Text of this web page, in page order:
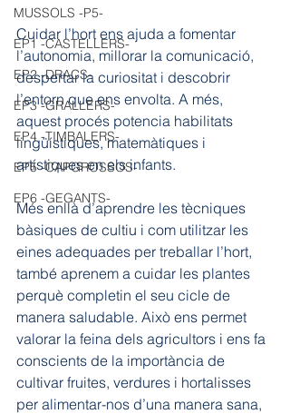
MUSSOLS -P5-
EP1 -CASTELLERS-
EP2 -DRACS-
EP3 -GRALLERS-
EP4 -TIMBALERS-
EP5 -CAPGROSSOS-
EP6 -GEGANTS-
Cuidar l’hort ens ajuda a fomentar
l’autonomia, millorar la comunicació,
despertar la curiositat i descobrir
l’entorn que ens envolta. A més,
aquest procés potencia habilitats
lingüístiques, matemàtiques i
artístiques en els infants.
Més enllà d’aprendre les tècniques
bàsiques de cultiu i com utilitzar les
eines adequades per treballar l’hort,
també aprenem a cuidar les plantes
perquè completin el seu cicle de
manera saludable. Això ens permet
valorar la feina dels agricultors i ens fa
conscients de la importància de
cultivar fruites, verdures i hortalisses
per alimentar-nos d’una manera sana,